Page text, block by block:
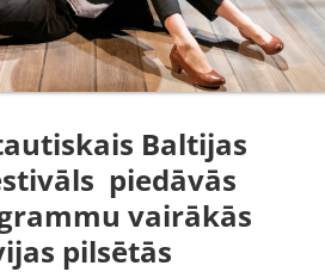
Baltijas
piedāvās
vairākās
pilsētās